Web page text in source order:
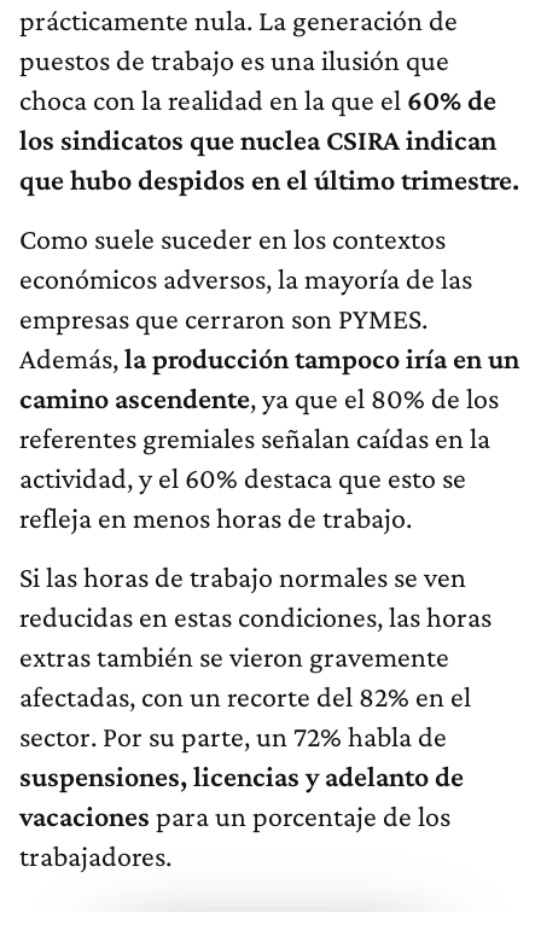
prácticamente nula. La generación de
puestos de trabajo es una ilusión que
choca con la realidad en la que el 60% de
los sindicatos que nuclea CSIRA indican
que hubo despidos en el último trimestre.
Como suele suceder en los contextos
económicos adversos, la mayoría de las
empresas que cerraron son PYMES.
Además,la producción tampoco iría en un
camino ascendente, ya que el 80% de los
referentes gremiales señalan caídas en la
actividad, y el 60% destaca que esto se
refleja en menos horas de trabajo.
Si las horas de trabajo normales se ven
reducidas en estas condiciones, las horas
extras también se vieron gravemente
afectadas, con un recorte del 82% en el
sector. Por su parte, un 72% habla de
suspensiones, licencias y adelanto de
vacaciones para un porcentaje de los
trabajadores.